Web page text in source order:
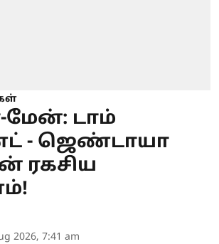
டாம்
- ஜெண்டாயா
ரகசிய
2026, 7:41 am